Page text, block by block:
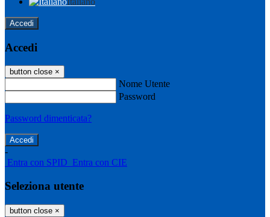
Accedi
Accedi
button close ×
Nome Utente
Password
Password dimenticata?
-
Entra con SPID Entra con CIE
Seleziona utente
button close ×